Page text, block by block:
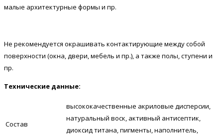
малые архитектурные формы и пр.
Не рекомендуется окрашивать контактирующие между собой
поверхности (окна, двери, мебель и пр.), а также полы, ступени и
пр.
Технические данные:
Состав
высококачественные акриловые дисперсии,
натуральный воск, активный антисептик,
диоксид титана, пигменты, наполнитель,